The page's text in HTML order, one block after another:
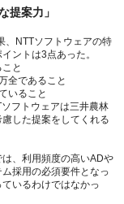
提案力」
、NTTソフトウェアの特
ントは3点あった。
と
全であること
いること
フトウェアは三井農林
した提案をしてくれる
、利用頻度の高いADや
採用の必須要件となっ
いるわけではなかっ